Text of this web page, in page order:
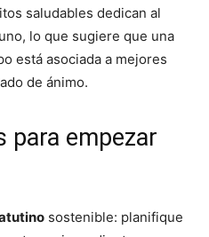
saludables dedican al
lo que sugiere que una
está asociada a mejores
de ánimo.
para empezar
sostenible: planifique